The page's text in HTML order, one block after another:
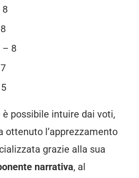
8
– 8
possibile intuire dai voti,
ottenuto l’apprezzamento
grazie alla sua
narrativa, al